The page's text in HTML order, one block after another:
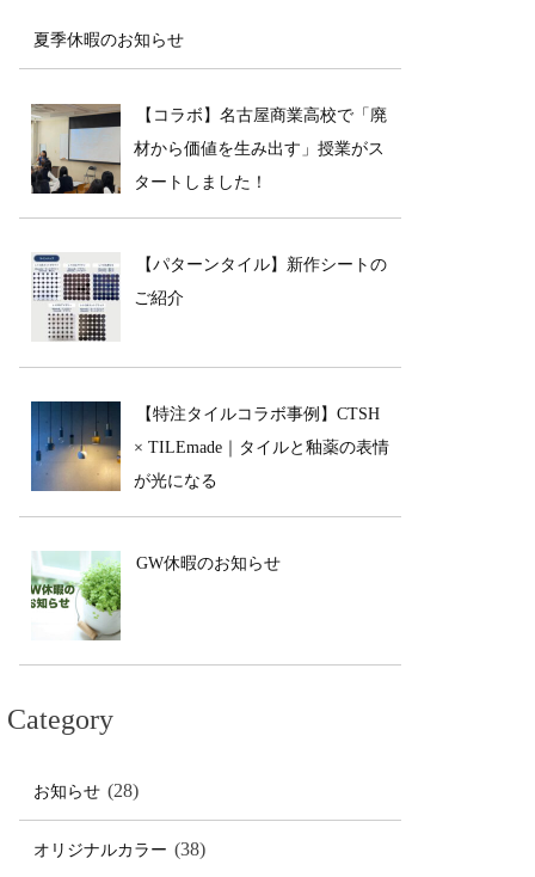
夏季休暇のお知らせ
【コラボ】名古屋商業高校で「廃
材から価値を生み出す」授業がス
タートしました！
【パターンタイル】新作シートの
ご紹介
【特注タイルコラボ事例】CTSH
× TILEmade｜タイルと釉薬の表情
が光になる
GW休暇のお知らせ
Category
お知らせ (28)
オリジナルカラー (38)